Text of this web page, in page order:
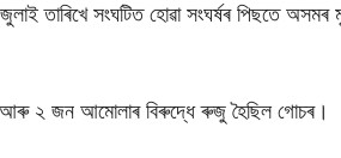
তাৰিখে সংঘটিত হোৱা সংঘৰ্ষৰ পিছতে অসমৰ
আৰু ২ জন আমোলাৰ বিৰুদ্ধে ৰুজু হৈছিল গোচৰ।